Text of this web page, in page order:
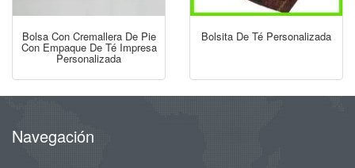
Bolsa Con Cremallera De Pie
Con Empaque De Té Impresa
Personalizada
Bolsita De Té Personalizada
Navegación